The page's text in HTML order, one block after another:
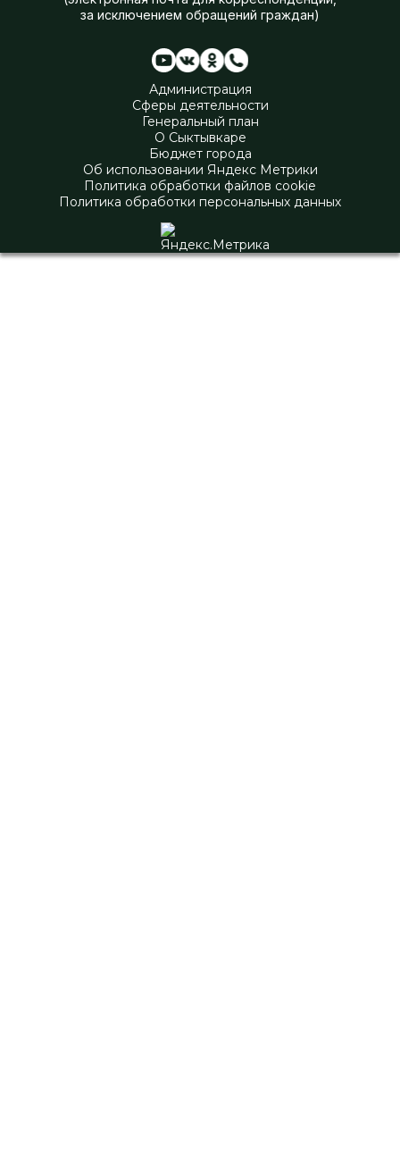
за исключением обращений граждан)
Администрация
Сферы деятельности
Генеральный план
О Сыктывкаре
Бюджет города
Об использовании Яндекс Метрики
Политика обработки файлов cookie
Политика обработки персональных данных